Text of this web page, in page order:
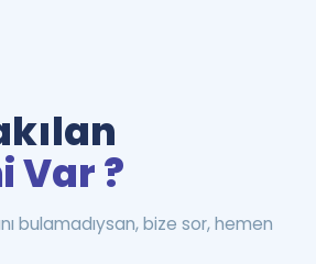
Var ?
bulamadıysan, bize sor, hemen